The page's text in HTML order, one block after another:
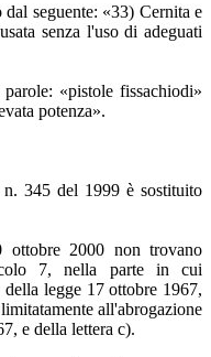
seguente: «33) Cernita e
senza l'uso di adeguati
«pistole fissachiodi»
potenza».
345 del 1999 è sostituito
2000 non trovano
7, nella parte in cui
legge 17 ottobre 1967,
all'abrogazione
e della lettera c).